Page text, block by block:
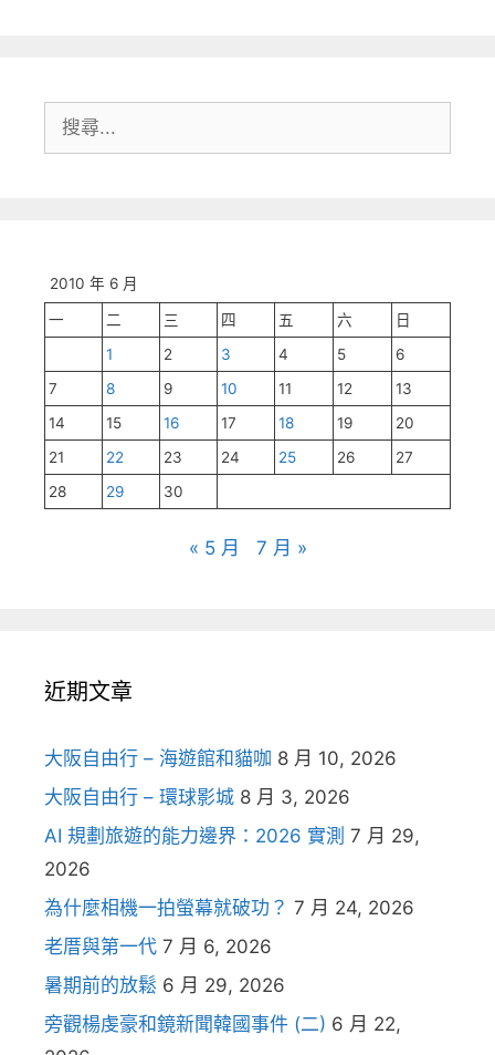
尋:
2010 年 6 月
一 二 三 四 五 六
日
1
2 3 4 5
6
7
8 9 10 11 12
13
14
15 16 17 18 19
20
21
22 23 24 25 26
27
28
29 30
« 5 月 7 月 »
近期文章
大阪自由行 – 海遊館和貓咖 8 月 10, 2026
大阪自由行 – 環球影城 8 月 3, 2026
AI 規劃旅遊的能力邊界：2026 實測 7 月 29,
2026
為什麼相機一拍螢幕就破功？ 7 月 24, 2026
老厝與第一代 7 月 6, 2026
暑期前的放鬆 6 月 29, 2026
旁觀楊虔豪和鏡新聞韓國事件 (二) 6 月 22,